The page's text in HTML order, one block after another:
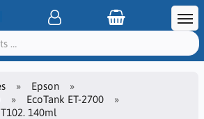
Epson
EcoTank ET-2700
140ml